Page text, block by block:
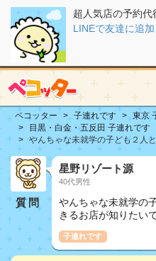
超人気店の予約代
LINEで友達に追加
ペコッター 子連れです
東京
目黒・白金・五反田 子連れです
やんちゃな未就学の子ども２人
質問
星野リゾート源
40代男性
やんちゃな未就学の
きるお店が知りたいで
子連れです